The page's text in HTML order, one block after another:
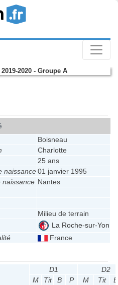
2020 - Groupe A
Boisneau
Charlotte
25 ans
naissance 01 janvier 1995
naissance Nantes
Milieu de terrain
La Roche-sur-Yon
France
D1
D2
M
Tit B P M Tit
B